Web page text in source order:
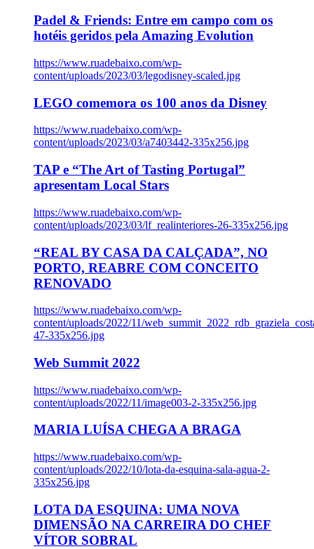
Padel & Friends: Entre em campo com os
hotéis geridos pela Amazing Evolution
https://www.ruadebaixo.com/wp-
content/uploads/2023/03/legodisney-scaled.jpg
LEGO comemora os 100 anos da Disney
https://www.ruadebaixo.com/wp-
content/uploads/2023/03/a7403442-335x256.jpg
TAP e “The Art of Tasting Portugal”
apresentam Local Stars
https://www.ruadebaixo.com/wp-
content/uploads/2023/03/lf_realinteriores-26-335x256.jpg
“REAL BY CASA DA CALÇADA”, NO
PORTO, REABRE COM CONCEITO
RENOVADO
https://www.ruadebaixo.com/wp-
content/uploads/2022/11/
47-335x256.jpg
Web Summit 2022
https://www.ruadebaixo.com/wp-
content/uploads/2022/11/image003-2-335x256.jpg
MARIA LUÍSA CHEGA A BRAGA
https://www.ruadebaixo.com/wp-
content/uploads/2022/10/lota-da-esquina-sala-agua-2-
335x256.jpg
LOTA DA ESQUINA: UMA NOVA
DIMENSÃO NA CARREIRA DO CHEF
VÍTOR SOBRAL